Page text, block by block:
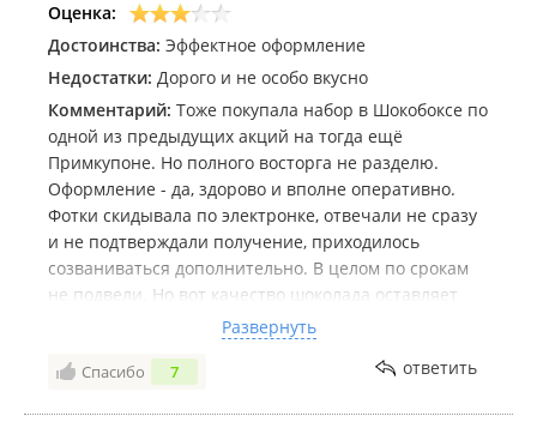
Оценка:
Достоинства: Эффектное оформление
Недостатки: Дорого и не особо вкусно
Комментарий: Тоже покупала набор в Шокобоксе по
одной из предыдущих акций на тогда ещё
Примкупоне. Но полного восторга не разделю.
Оформление - да, здорово и вполне оперативно.
Фотки скидывала по электронке, отвечали не сразу
и не подтверждали получение, приходилось
созваниваться дополнительно. В целом по срокам
не подвели. Но вот качество шоколада оставляет
желать лучшего, уж извините. И платить 1000
рублей со скидкой за набор Классика со
штампованным шоколадом весом 150 граммов,
Развернуть
Спасибо 7 ответить